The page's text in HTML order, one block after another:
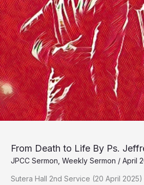
From Death to Life By Ps.
JPCC Sermon Weekly Sermon / April
Sutera Hall 2nd Service (20 April 2025)